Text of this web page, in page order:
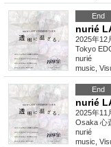
End
nurié
2025年12
Tokyo
nurié
music
End
nurié
2025年11
Osaka 心
nurié
music